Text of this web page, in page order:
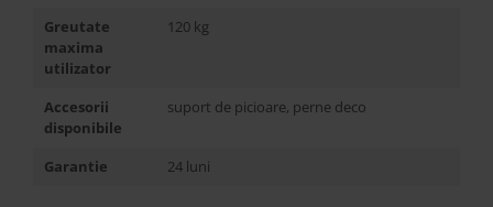
Greutate
maxima
utilizator
120 kg
Accesorii
disponibile
suport de picioare, perne deco
Garantie 24 luni